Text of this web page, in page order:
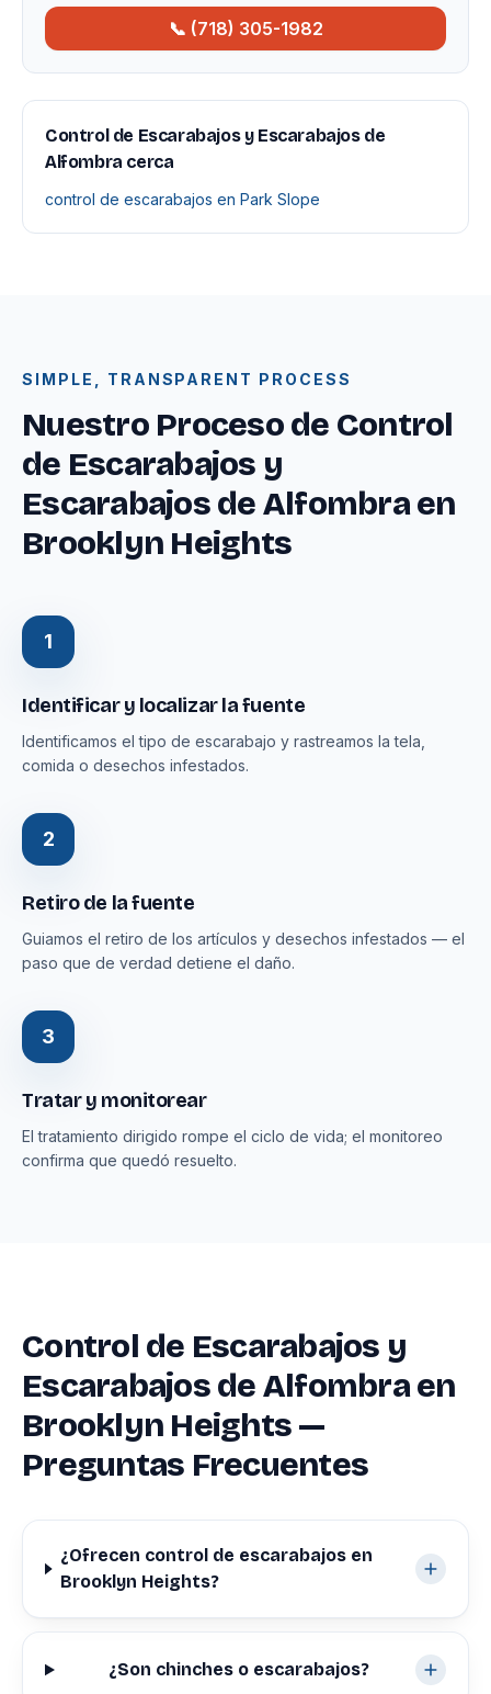
📞 (718) 305-1982
Control de Escarabajos y Escarabajos de
Alfombra cerca
control de escarabajos en Park Slope
SIMPLE, TRANSPARENT PROCESS
Nuestro Proceso de Control
de Escarabajos y
Escarabajos de Alfombra en
Brooklyn Heights
1
Identificar y localizar la fuente
Identificamos el tipo de escarabajo y rastreamos la tela,
comida o desechos infestados.
2
Retiro de la fuente
Guiamos el retiro de los artículos y desechos infestados — el
paso que de verdad detiene el daño.
3
Tratar y monitorear
El tratamiento dirigido rompe el ciclo de vida; el monitoreo
confirma que quedó resuelto.
Control de Escarabajos y
Escarabajos de Alfombra en
Brooklyn Heights —
Preguntas Frecuentes
¿Ofrecen control de escarabajos en
Brooklyn Heights?
¿Son chinches o escarabajos?